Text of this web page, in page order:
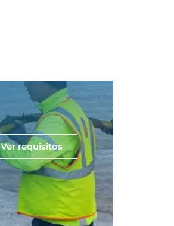
Ver requisitos